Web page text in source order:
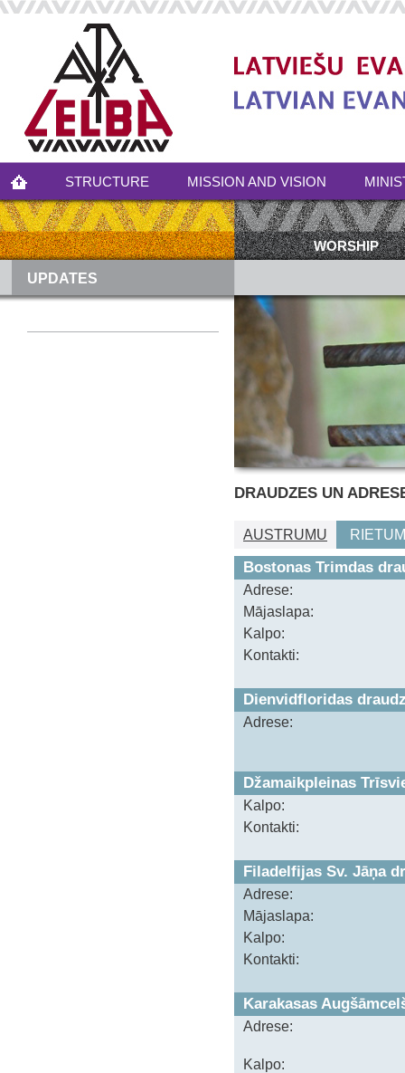
STRUCTURE MISSION AND VISION
WORSHIP
UPDATES
DRAUDZES UN
AUSTRUMU
Bostonas Trimdas
Adrese:
Mājaslapa:
Kalpo:
Kontakti:
Dienvidfloridas
Adrese:
Džamaikpleinas
Kalpo:
Kontakti:
Filadelfijas Sv. Jāņa
Adrese:
Mājaslapa:
Kalpo:
Kontakti:
Karakasas
Adrese:
Kalpo: